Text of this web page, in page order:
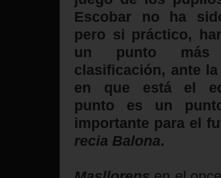
Escobar no ha
pero si práctico,
un punto
clasificación, ante
en que está el
punto es un
importante para el
recia Balona.